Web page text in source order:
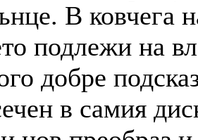
В ковчега
подлежи на
добре
в самия